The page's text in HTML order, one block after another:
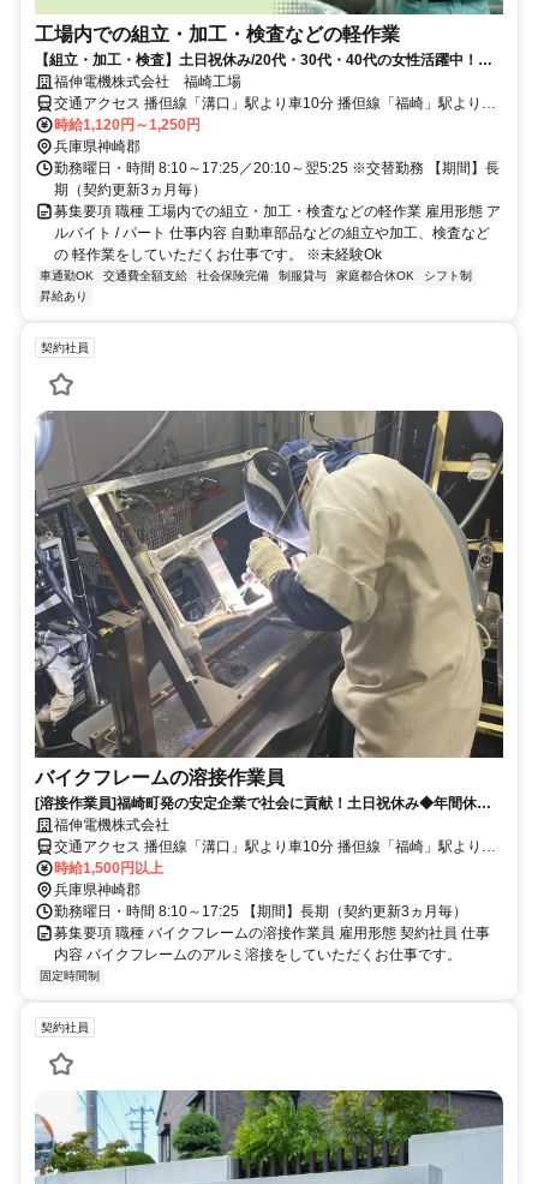
工場内での組立・加工・検査などの軽作業
【組立・加工・検査】土日祝休み/20代・30代・40代の女性活躍中！未
経験OK！社会保険完備！
福伸電機株式会社 福崎工場
交通アクセス 播但線「溝口」駅より車10分 播但線「福崎」駅より車
16分 播但線「香呂」駅より車16分
時給1,120円～1,250円
兵庫県神崎郡
勤務曜日・時間 8:10～17:25／20:10～翌5:25 ※交替勤務 【期間】長
期（契約更新3ヵ月毎）
募集要項 職種 工場内での組立・加工・検査などの軽作業 雇用形態 ア
ルバイト / パート 仕事内容 自動車部品などの組立や加工、検査など
の 軽作業をしていただくお仕事です。 ※未経験Ok
車通勤OK 交通費全額支給 社会保険完備 制服貸与 家庭都合休OK
シフト制
昇給あり
契約社員
バイクフレームの溶接作業員
[溶接作業員]福崎町発の安定企業で社会に貢献！土日祝休み◆年間休日
122日◆社員登用あり
福伸電機株式会社
交通アクセス 播但線「溝口」駅より車10分 播但線「福崎」駅より車
16分 播但線「香呂」駅より車16分
時給1,500円以上
兵庫県神崎郡
勤務曜日・時間 8:10～17:25 【期間】長期（契約更新3ヵ月毎）
募集要項 職種 バイクフレームの溶接作業員 雇用形態 契約社員 仕事
内容 バイクフレームのアルミ溶接をしていただくお仕事です。
固定時間制
契約社員